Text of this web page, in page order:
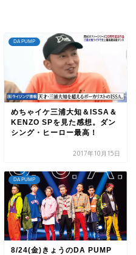
DA PUMP
めちゃイケ三浦大知＆ISSA＆
KENZO SPを見た感想。ダン
シング・ヒーロー最高！
2017年10月15日
DA PUMP
8/24(金)きょうのDA PUMP